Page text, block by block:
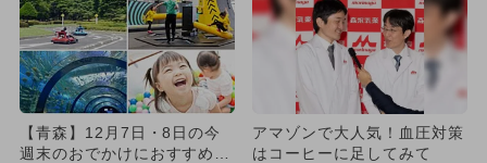
【青森】12月7日・8日の今
週末のおでかけにおすすめ！
アマゾンで大人気！血圧対策
はコーヒーに足してみて